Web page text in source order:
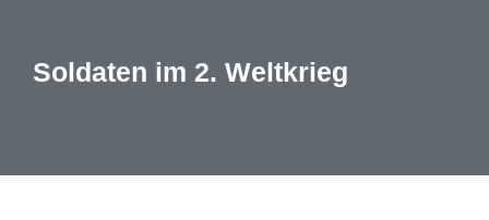
Soldaten im 2. Weltkrieg